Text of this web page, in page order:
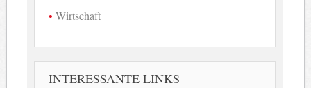
Wirtschaft
INTERESSANTE LINKS